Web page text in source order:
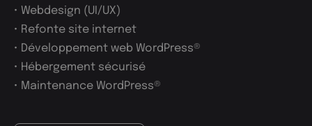
• Webdesign (UI/UX)
• Refonte site internet
• Développement web WordPress®
• Hébergement sécurisé
• Maintenance WordPress®